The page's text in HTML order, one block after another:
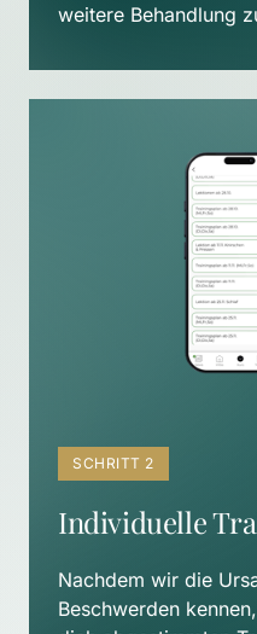
weitere Behandlung
SCHRITT 2
Individuelle
Nachdem wir die
Beschwerden